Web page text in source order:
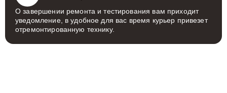
О завершении ремонта и тестирования вам приходит
уведомление, в удобное для вас время курьер привезет
отремонтированную технику.